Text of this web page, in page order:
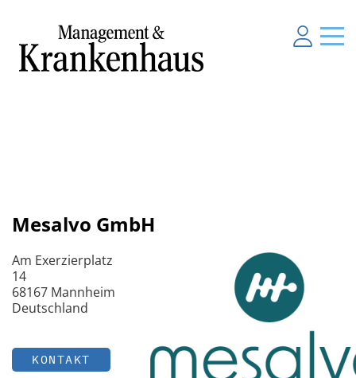
Mesalvo GmbH
Am Exerzierplatz
14
68167 Mannheim
Deutschland
KONTAKT